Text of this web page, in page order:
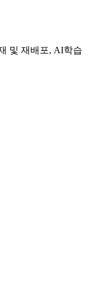
및 재배포, AI학습